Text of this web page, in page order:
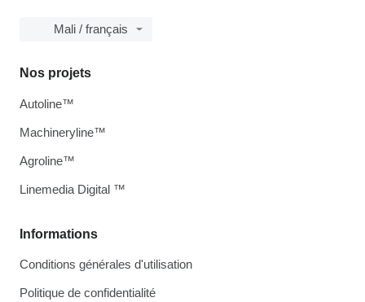
Mali / français
Informations
Conditions générales d'utilisation
Politique de confidentialité
Nos projets
Autoline™
Machineryline™
Agroline™
Linemedia Digital ™